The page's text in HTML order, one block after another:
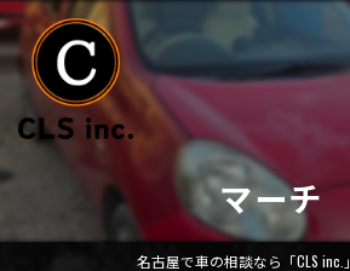
マーチ
名古屋で車の相談なら「CLS inc.」